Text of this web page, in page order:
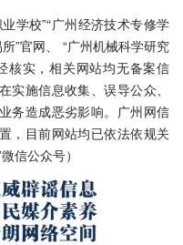
学校”“广州经济技术专修学
”官网、 “广州机械科学研究
核实，相关网站均无备案信
施信息收集、误导公众、
务造成恶劣影响。广州网信
，目前网站均已依法依规关
信公众号）